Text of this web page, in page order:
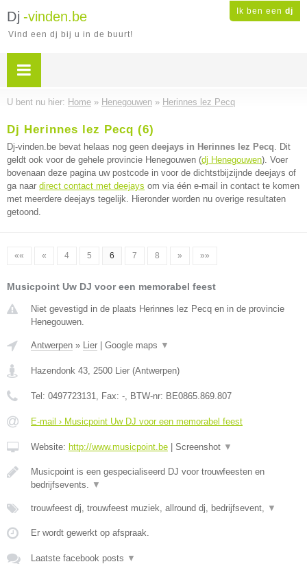
Ik ben een dj
Dj -vinden.be
Vind een dj bij u in de buurt!
U bent nu hier: Home » Henegouwen » Herinnes lez Pecq
Dj Herinnes lez Pecq (6)
Dj-vinden.be bevat helaas nog geen deejays in Herinnes lez Pecq. Dit
geldt ook voor de gehele provincie Henegouwen (dj Henegouwen). Voer
bovenaan deze pagina uw postcode in voor de dichtstbijzijnde deejays of
ga naar direct contact met deejays om via één e-mail in contact te komen
met meerdere deejays tegelijk. Hieronder worden nu overige resultaten
getoond.
«« « 4 5 6 7 8 » »»
Musicpoint Uw DJ voor een memorabel feest
Niet gevestigd in de plaats Herinnes lez Pecq en in de provincie
Henegouwen.
Antwerpen » Lier Google maps ▼
Hazendonk 43, 2500 Lier (Antwerpen)
Tel: 0497723131, Fax: -, BTW-nr: BE0865.869.807
E-mail › Musicpoint Uw DJ voor een memorabel feest
Website: http://www.musicpoint.be Screenshot ▼
Musicpoint is een gespecialiseerd DJ voor trouwfeesten en
bedrijfsevents. ▼
trouwfeest dj, trouwfeest muziek, allround dj, bedrijfsevent, ▼
Er wordt gewerkt op afspraak.
Laatste facebook posts ▼